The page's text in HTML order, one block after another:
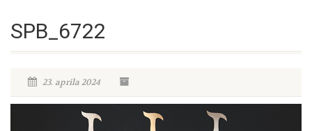
SPB_6722
23. aprila 2024